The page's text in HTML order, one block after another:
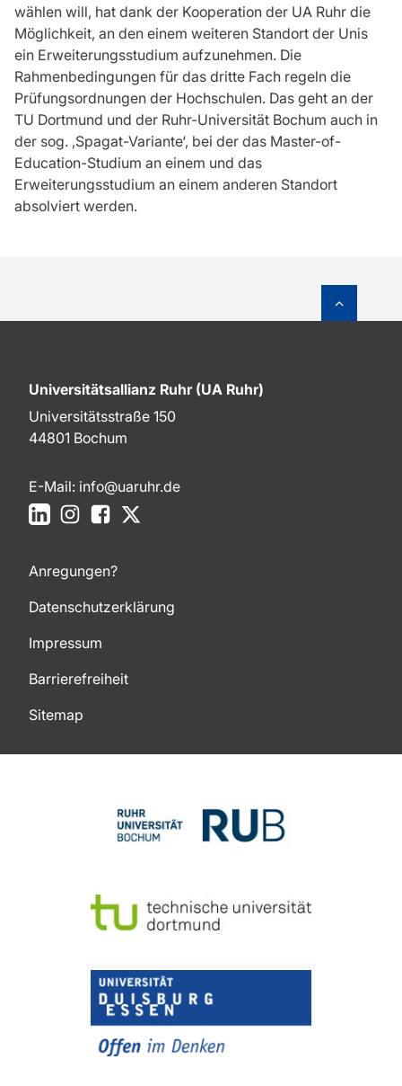
wählen will, hat dank der Kooperation der UA Ruhr die
Möglichkeit, an den einem weiteren Standort der Unis
ein Erweiterungsstudium aufzunehmen. Die
Rahmenbedingungen für das dritte Fach regeln die
Prüfungsordnungen der Hochschulen. Das geht an der
TU Dortmund und der Ruhr-Universität Bochum auch in
der sog. ‚Spagat-Variante‘, bei der das Master-of-
Education-Studium an einem und das
Erweiterungsstudium an einem anderen Standort
absolviert werden.
Universitätsallianz Ruhr (UA Ruhr)
Universitätsstraße 150
44801 Bochum
E-Mail: info@uaruhr.de
LinkedInInstagramFacebook
Anregungen?
Datenschutzerklärung
Impressum
Barrierefreiheit
Sitemap